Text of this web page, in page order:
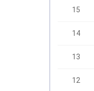
15
14
13
12